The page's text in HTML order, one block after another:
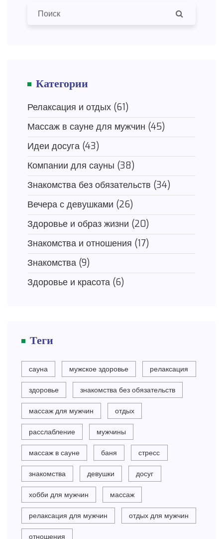
Категории
Релаксация и отдых (61)
Массаж в сауне для мужчин (45)
Идеи досуга (43)
Компании для сауны (38)
Знакомства без обязательств (34)
Вечера с девушками (26)
Здоровье и образ жизни (20)
Знакомства и отношения (17)
Знакомства (9)
Здоровье и красота (6)
Теги
сауна мужское здоровье релаксация
здоровье знакомства без обязательств
массаж для мужчин отдых
расслабление мужчины
массаж в сауне баня стресс
знакомства девушки досуг
хобби для мужчин массаж
релаксация для мужчин отдых для мужчин
отношения